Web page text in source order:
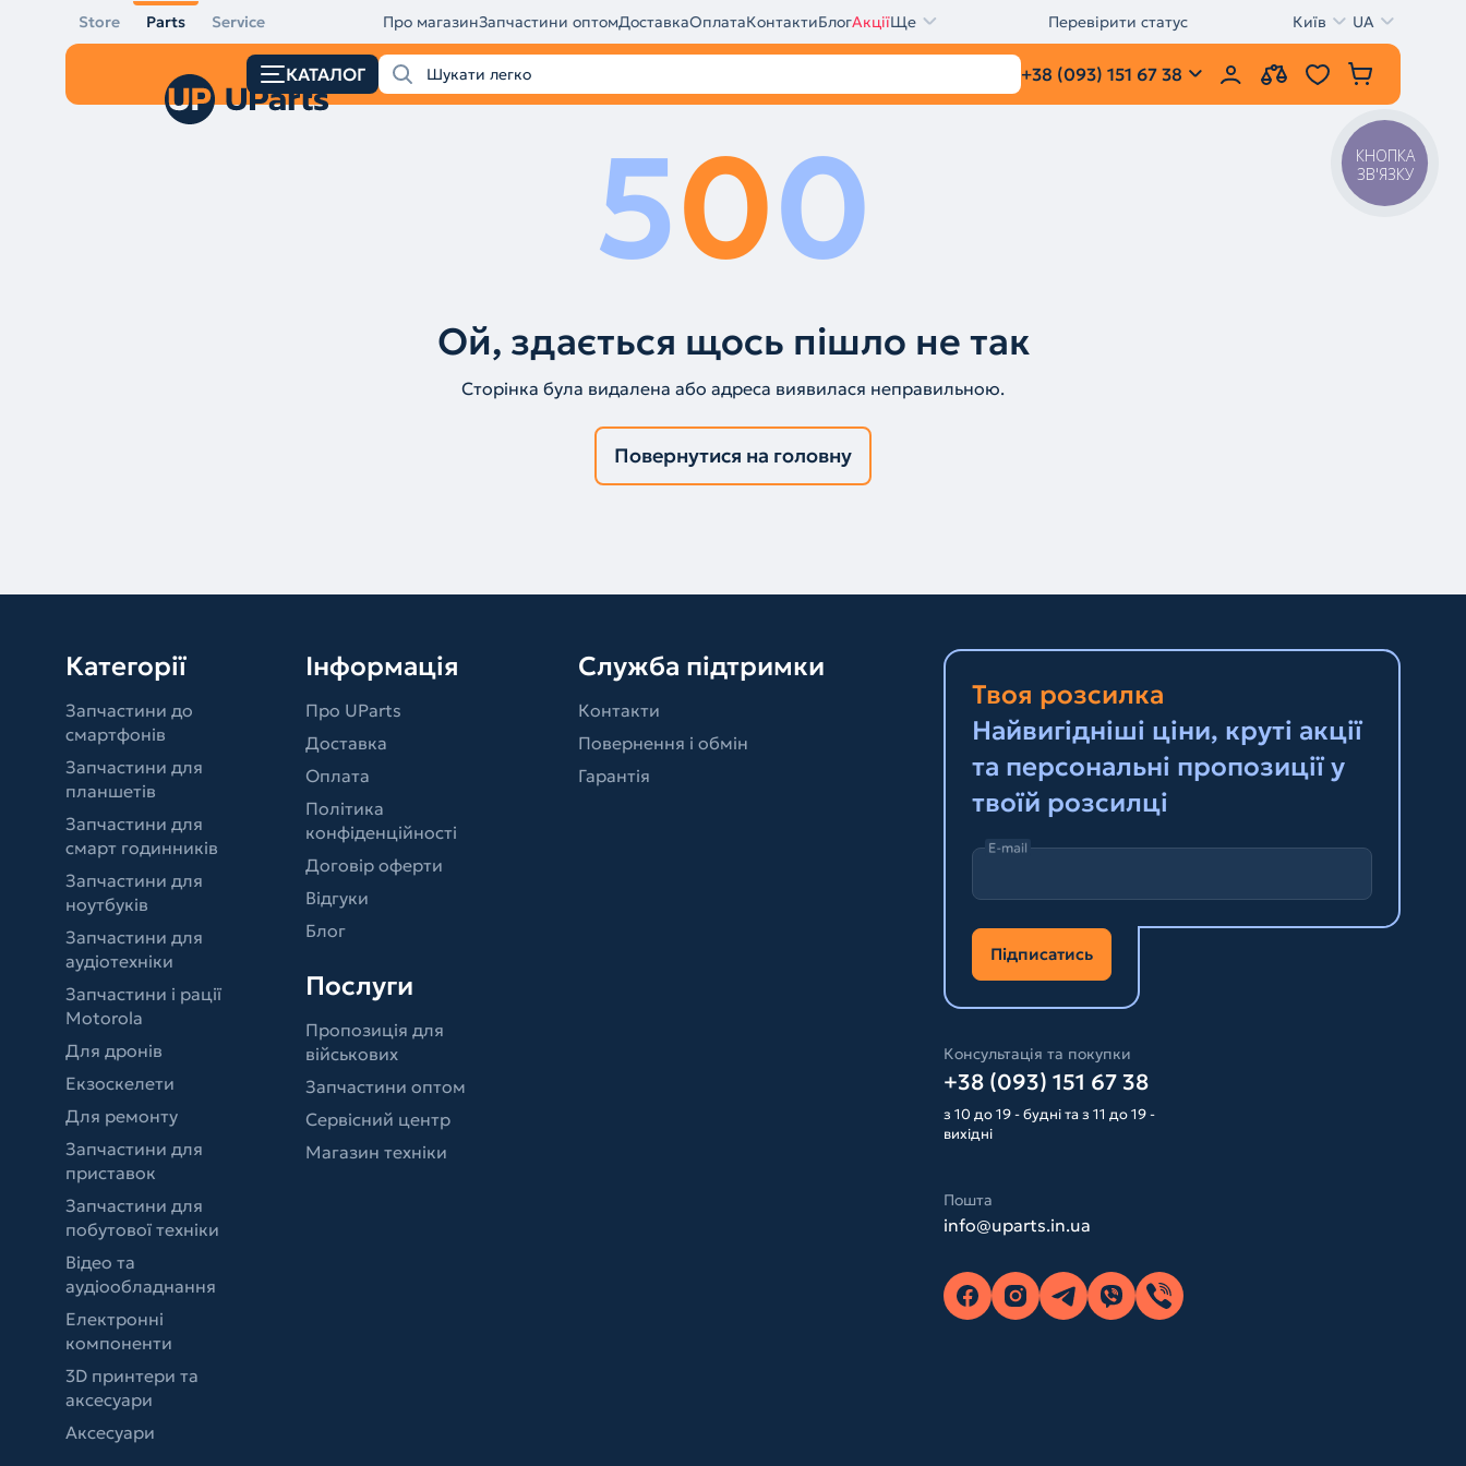
Store Parts Service Про магазинЗапчастини оптомДоставкаОплатаКонтактиБлогАкціїЩе Перевірити статус Київ UA
КАТАЛОГ +38 (093) 151 67 38
500
Ой, здається щось пішло не так
Сторінка була видалена або адреса виявилася неправильною.
Повернутися на головну
Категорії
Запчастини до
смартфонів
Запчастини для
планшетів
Запчастини для
смарт годинників
Запчастини для
ноутбуків
Запчастини для
аудіотехніки
Запчастини і рації
Motorola
Для дронів
Екзоскелети
Для ремонту
Запчастини для
приставок
Запчастини для
побутової техніки
Відео та
аудіообладнання
Електронні
компоненти
3D принтери та
аксесуари
Аксесуари
Інформація
Про UParts
Доставка
Оплата
Політика
конфіденційності
Договір оферти
Відгуки
Блог
Послуги
Пропозиція для
військових
Запчастини оптом
Сервісний центр
Магазин техніки
Служба підтримки
Контакти
Повернення і обмін
Гарантія
Твоя розсилка
Найвигідніші ціни, круті акції
та персональні пропозиції у
твоїй розсилці
E-mail
Підписатись
Консультація та покупки
+38 (093) 151 67 38
з 10 до 19 - будні та з 11 до 19 -
вихідні
Пошта
info@uparts.in.ua
КНОПКА
ЗВ'ЯЗКУ